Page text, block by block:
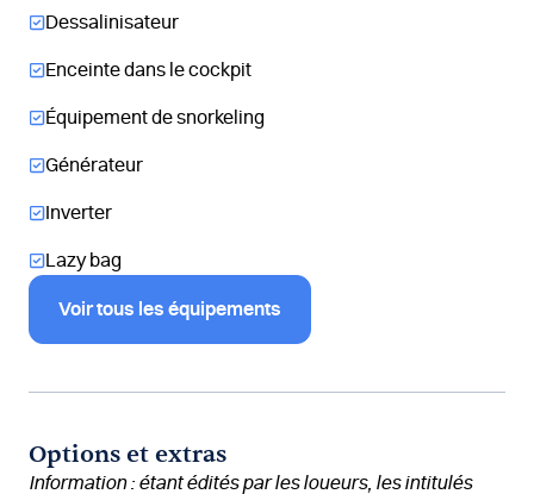
Dessalinisateur
Enceinte dans le cockpit
Équipement de snorkeling
Générateur
Inverter
Lazy bag
Voir tous les équipements
Options et extras
Information : étant édités par les loueurs, les intitulés